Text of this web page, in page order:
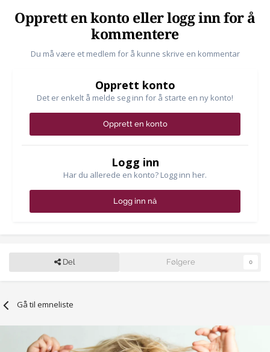
Opprett en konto eller logg inn for å
kommentere
Du må være et medlem for å kunne skrive en kommentar
Opprett konto
Det er enkelt å melde seg inn for å starte en ny konto!
Opprett en konto
Logg inn
Har du allerede en konto? Logg inn her.
Logg inn nå
Del Følgere 0
Gå til emneliste